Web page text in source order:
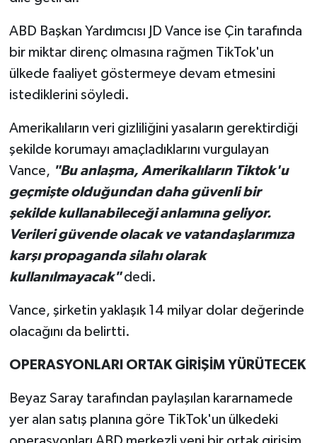
ABD Başkan Yardımcısı JD Vance ise Çin tarafında
bir miktar direnç olmasına rağmen TikTok'un
ülkede faaliyet göstermeye devam etmesini
istediklerini söyledi.
Amerikalıların veri gizliliğini yasaların gerektirdiği
şekilde korumayı amaçladıklarını vurgulayan
Vance, "Bu anlaşma, Amerikalıların Tiktok'u
geçmişte olduğundan daha güvenli bir
şekilde kullanabileceği anlamına geliyor.
Verileri güvende olacak ve vatandaşlarımıza
karşı propaganda silahı olarak
kullanılmayacak"dedi.
Vance, şirketin yaklaşık 14 milyar dolar değerinde
olacağını da belirtti.
OPERASYONLARI ORTAK GİRİŞİM YÜRÜTECEK
Beyaz Saray tarafından paylaşılan kararnamede
yer alan satış planına göre TikTok'un ülkedeki